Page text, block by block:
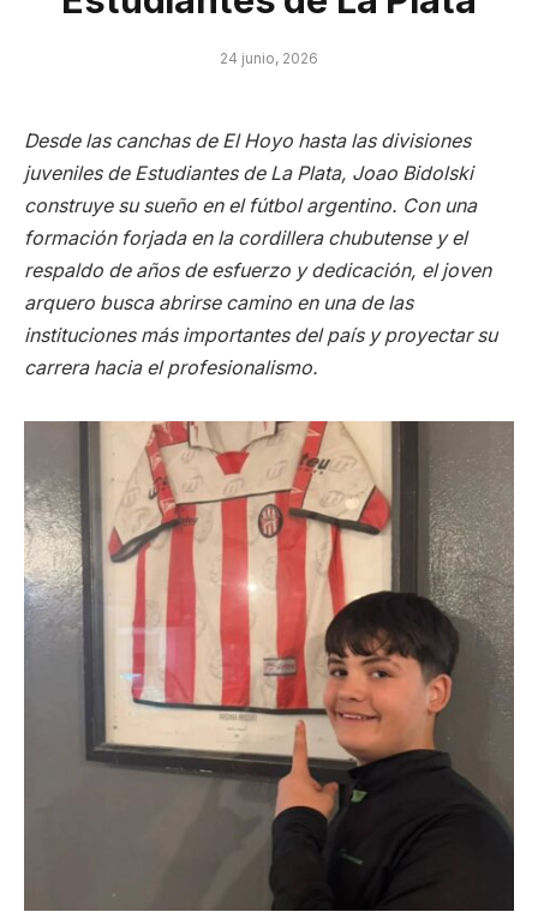
24 junio, 2026
Desde las canchas de El Hoyo hasta las divisiones
juveniles de Estudiantes de La Plata, Joao Bidolski
construye su sueño en el fútbol argentino. Con una
formación forjada en la cordillera chubutense y el
respaldo de años de esfuerzo y dedicación, el joven
arquero busca abrirse camino en una de las
instituciones más importantes del país y proyectar su
carrera hacia el profesionalismo.